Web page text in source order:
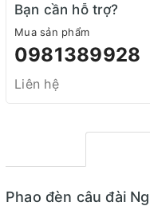
Bạn cần hỗ trợ?
Mua sản phẩm
0981389928
Liên hệ
Phao đèn câu đài